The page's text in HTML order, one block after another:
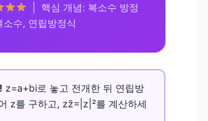
| 핵심 개념: 복소수 방정
소수, 연립방정식
z=a+bi로 놓고 전개한 뒤 연립방
z를 구하고, zz̄=|z|²를 계산하세